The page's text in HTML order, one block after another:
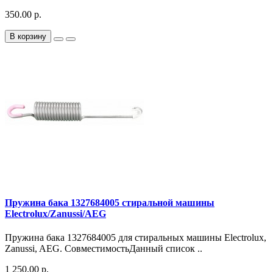
350.00 р.
В корзину
Пружина бака 1327684005 стиральной машины
Electrolux/Zanussi/AEG
Пружина бака 1327684005 для стиральных машины Electrolux,
Zanussi, AEG. СовместимостьДанный список ..
1 250.00 р.